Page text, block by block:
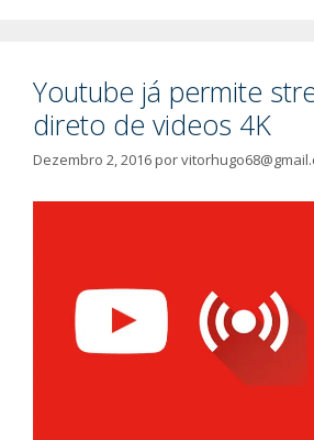
Youtube já permite
direto de videos 4K
Dezembro 2, 2016por